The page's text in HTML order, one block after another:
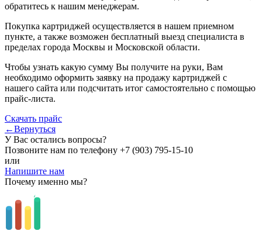
обратитесь к нашим менеджерам.
Покупка картриджей осуществляется в нашем приемном
пункте, а также возможен бесплатный выезд специалиста в
пределах города Москвы и Московской области.
Чтобы узнать какую сумму Вы получите на руки, Вам
необходимо оформить заявку на продажу картриджей с
нашего сайта или подсчитать итог самостоятельно с помощью
прайс-листа.
Скачать прайс
←Вернуться
У Вас остались вопросы?
Позвоните нам по телефону +7 (903) 795-15-10
или
Напишите нам
Почему именно мы?